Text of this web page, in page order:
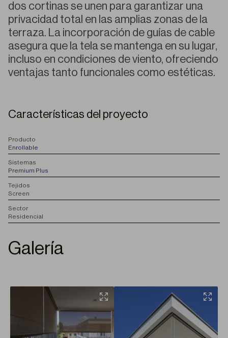
dos cortinas se unen para garantizar una
privacidad total en las amplias zonas de la
terraza. La incorporación de guías de cable
asegura que la tela se mantenga en su lugar,
incluso en condiciones de viento, ofreciendo
ventajas tanto funcionales como estéticas.
Características del proyecto
Producto
Enrollable
Sistemas
Premium Plus
Tejidos
Screen
Sector
Residencial
Galería